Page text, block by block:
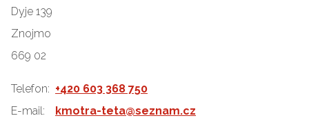
Dyje 139
Znojmo
669 02
Telefon: +420 603 368 750
E-mail:
kmotra-teta@seznam.cz